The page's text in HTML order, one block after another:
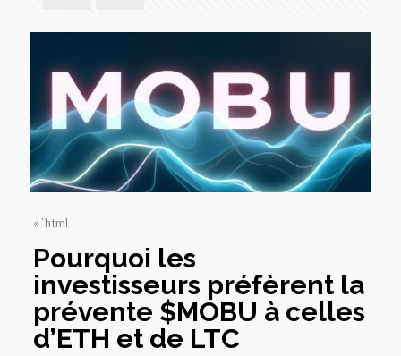
« `html
Pourquoi les
investisseurs préfèrent la
prévente $MOBU à celles
d’ETH et de LTC